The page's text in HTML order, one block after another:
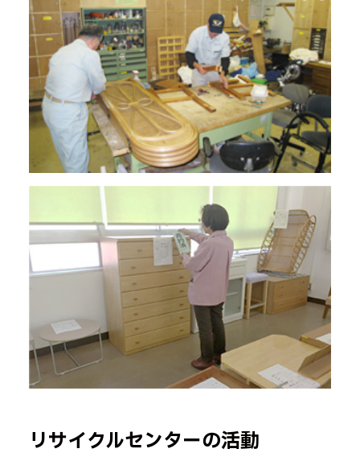
リサイクルセンターの活動